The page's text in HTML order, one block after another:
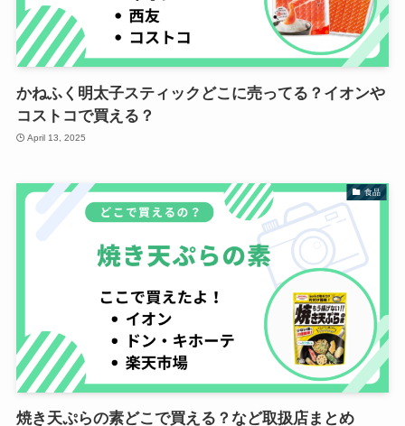
かねふく明太子スティックどこに売ってる？イオンや
コストコで買える？
April 13, 2025
食品
焼き天ぷらの素どこで買える？など取扱店まとめ